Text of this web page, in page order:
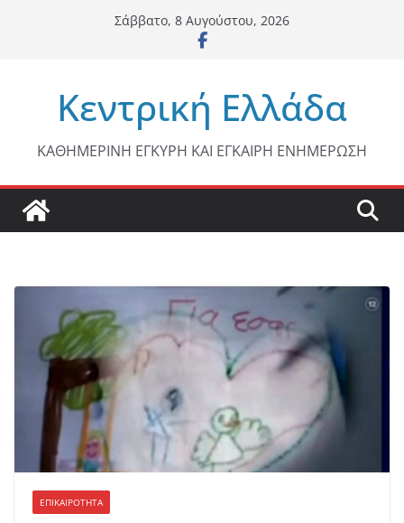
Σάββατο, 8 Αυγούστου, 2026
Κεντρική Ελλάδα
ΚΑΘΗΜΕΡΙΝΗ ΕΓΚΥΡΗ ΚΑΙ ΕΓΚΑΙΡΗ ΕΝΗΜΕΡΩΣΗ
ΕΠΙΚΑΙΡΟΤΗΤΑ